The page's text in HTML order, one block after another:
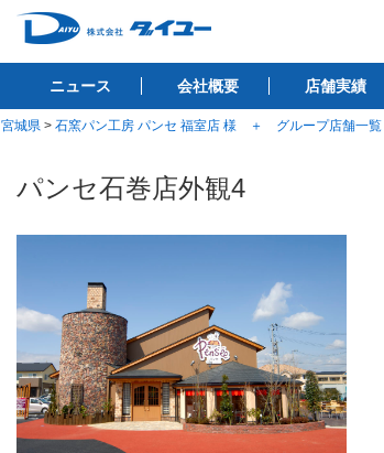
株式会社ダイユー
1200件以上の開業サポート実績！！ ベーカリ
ニュース 会社概要 店舗実績
宮城県 > 石窯パン工房 パンセ 福室店 様 ＋ グループ店舗一覧
パンセ石巻店外観4